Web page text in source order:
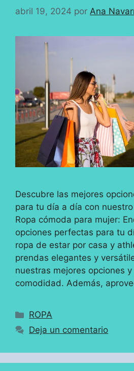
abril 19, 2024 por Ana
Descubre las mejores
para tu día a día con
Ropa cómoda para mujer:
opciones perfectas para tu
ropa de estar por casa y
prendas elegantes y
nuestras mejores opciones
comodidad. Además,
Categorías
ROPA
Deja un comentario